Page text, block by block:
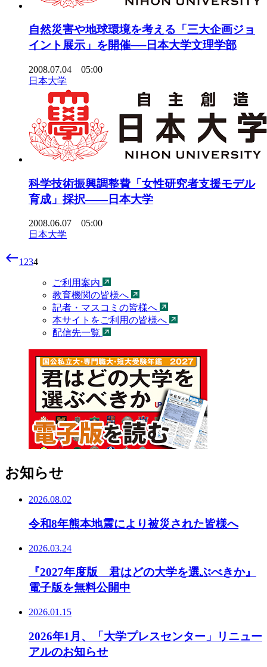
自然災害や地球環境を考える「三大企画ジョ
イント展示」を開催──日本大学文理学部
2008.07.04 05:00
日本大学
科学技術振興調整費「女性研究者支援モデル
育成」採択――日本大学
2008.06.07 05:00
日本大学
west1 234
ご利用案内
教育機関の皆様へ
記者・マスコミの皆様へ
本サイトをご利用の皆様へ
配信先一覧
お知らせ
2026.08.02
令和8年熊本地震により被災された皆様へ
2026.03.24
『2027年度版 君はどの大学を選ぶべきか』
電子版を無料公開中
2026.01.15
2026年1月、「大学プレスセンター」リニュー
アルのお知らせ